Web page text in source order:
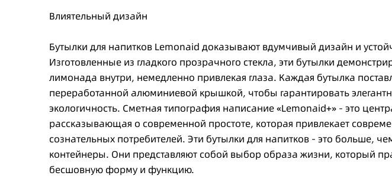
Влиятельный дизайн
Бутылки для напитков Lemonaid доказывают вдумчивый дизайн и
Изготовленные из гладкого прозрачного стекла, эти бутылки
лимонада внутри, немедленно привлекая глаза. Каждая бутылка
переработанной алюминиевой крышкой, чтобы гарантировать
экологичность. Сметная типография написание «Lemonaid+» - это
рассказывающая о современной простоте, которая привлекает
сознательных потребителей. Эти бутылки для напитков - это больше,
контейнеры. Они представляют собой выбор образа жизни, который
бесшовную форму и функцию.